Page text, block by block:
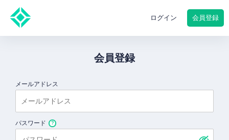
ログイン 会員登録
会員登録
メールアドレス
パスワード